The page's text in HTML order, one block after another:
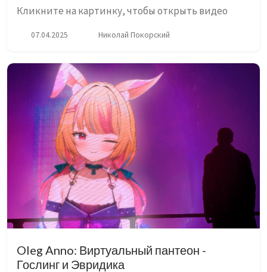
Кликните на картинку, чтобы открыть видео
07.04.2025 Николай Покорский
Oleg Anno: Виртуальный пантеон -
Гослинг и Эвридика